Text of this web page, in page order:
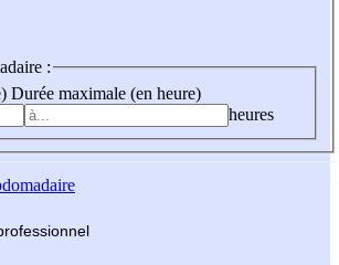
:
Durée maximale (en heure)
heures
fessionnel